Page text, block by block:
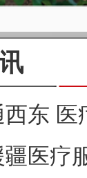
西东 医
疆医疗